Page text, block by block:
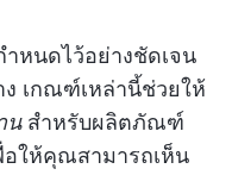
ำหนดไว้อย่างชัดเจน
ง เกณฑ์เหล่านี้ช่วยให้
นสำหรับผลิตภัณฑ์
ให้คุณสามารถเห็น